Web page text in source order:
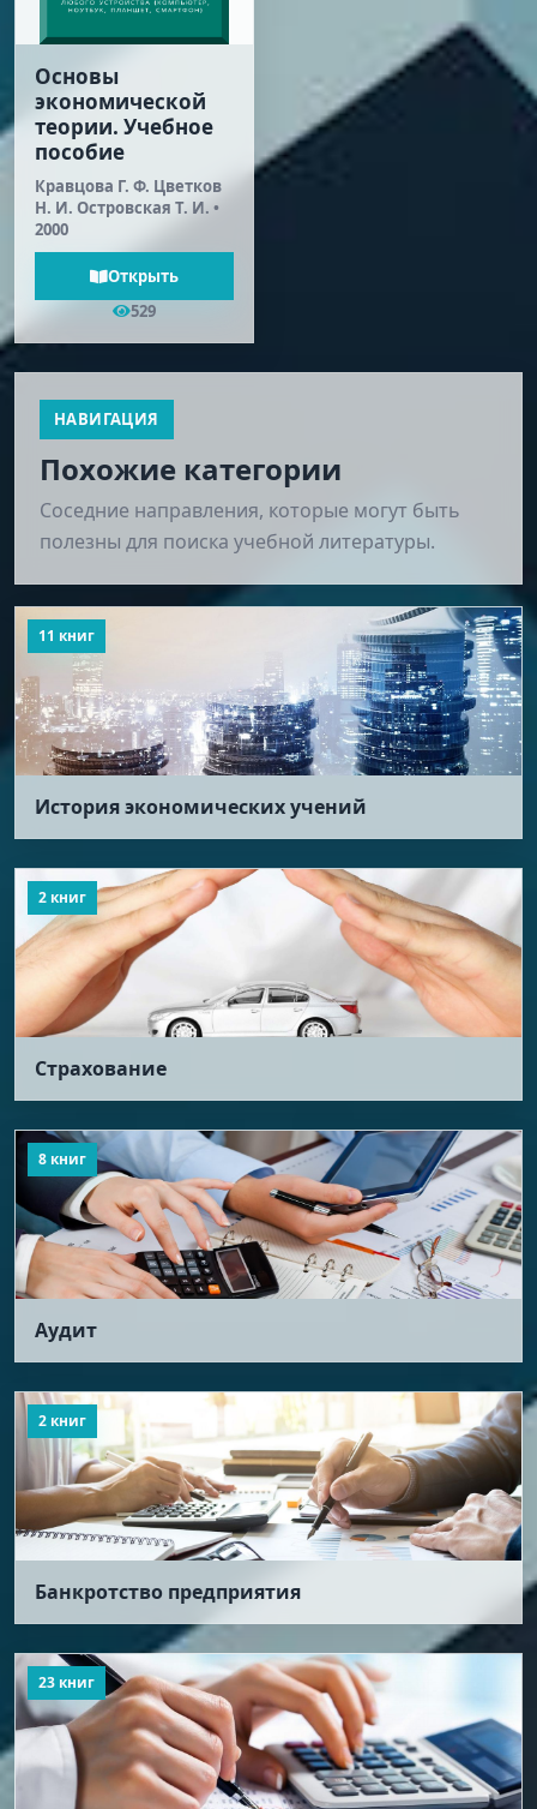
Основы
экономической
теории. Учебное
пособие
Кравцова Г. Ф. Цветков
Н. И. Островская Т. И. •
2000
Открыть
529
НАВИГАЦИЯ
Похожие категории
Соседние направления, которые могут быть
полезны для поиска учебной литературы.
11 книг
История экономических учений
2 книг
Страхование
8 книг
Аудит
2 книг
Банкротство предприятия
23 книг